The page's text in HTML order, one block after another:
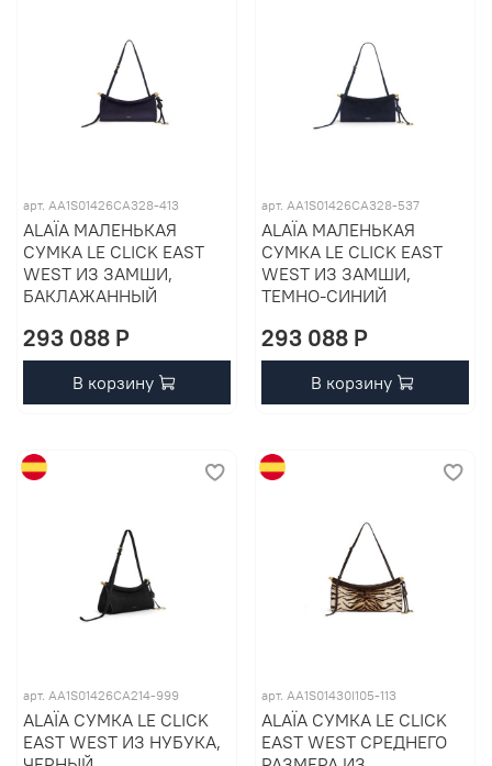
арт. AA1S01426CA328-413
ALAÏA МАЛЕНЬКАЯ
СУМКА LE CLICK EAST
WEST ИЗ ЗАМШИ,
БАКЛАЖАННЫЙ
293 088 P
В корзину
арт. AA1S01426CA328-537
ALAÏA МАЛЕНЬКАЯ
СУМКА LE CLICK EAST
WEST ИЗ ЗАМШИ,
ТЕМНО-СИНИЙ
293 088 P
В корзину
арт. AA1S01426CA214-999
ALAÏA СУМКА LE CLICK
EAST WEST ИЗ НУБУКА,
арт. AA1S01430I105-113
ALAÏA СУМКА LE CLICK
EAST WEST СРЕДНЕГО